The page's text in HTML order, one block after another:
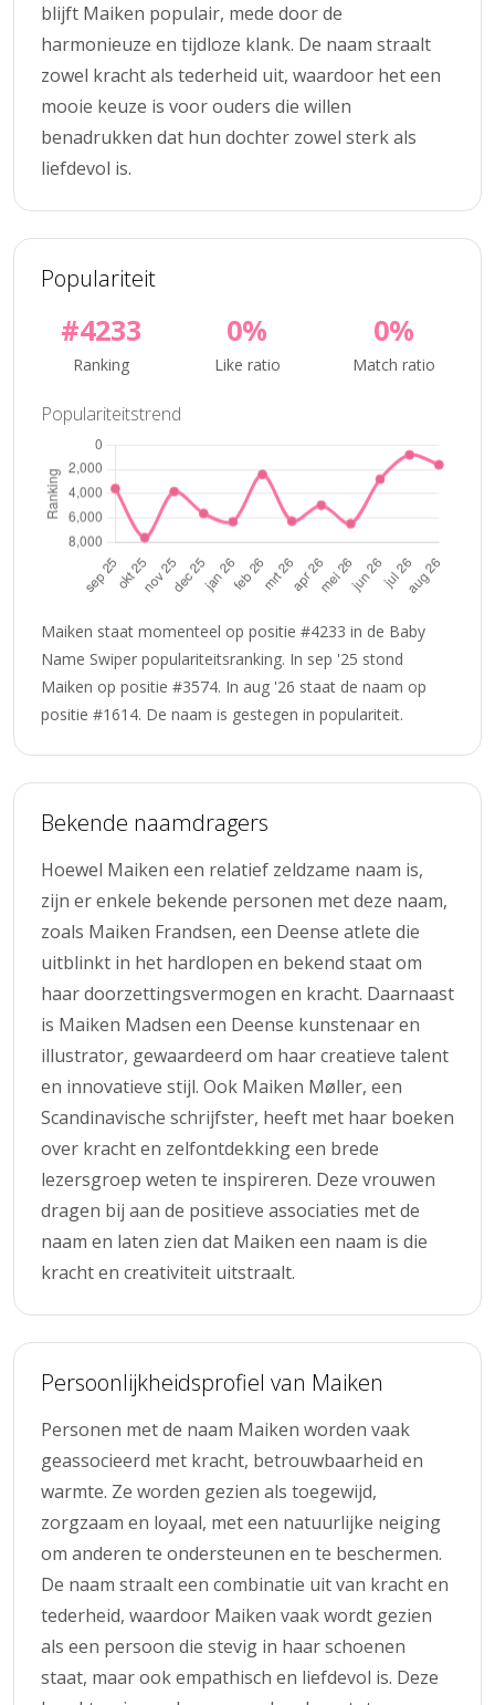
blijft Maiken populair, mede door de
harmonieuze en tijdloze klank. De naam straalt
zowel kracht als tederheid uit, waardoor het een
mooie keuze is voor ouders die willen
benadrukken dat hun dochter zowel sterk als
liefdevol is.
Populariteit
#4233
Ranking
0%
Like ratio
0%
Match ratio
Populariteitstrend
Maiken staat momenteel op positie #4233 in de Baby
Name Swiper populariteitsranking. In sep '25 stond
Maiken op positie #3574. In aug '26 staat de naam op
positie #1614. De naam is gestegen in populariteit.
Bekende naamdragers
Hoewel Maiken een relatief zeldzame naam is,
zijn er enkele bekende personen met deze naam,
zoals Maiken Frandsen, een Deense atlete die
uitblinkt in het hardlopen en bekend staat om
haar doorzettingsvermogen en kracht. Daarnaast
is Maiken Madsen een Deense kunstenaar en
illustrator, gewaardeerd om haar creatieve talent
en innovatieve stijl. Ook Maiken Møller, een
Scandinavische schrijfster, heeft met haar boeken
over kracht en zelfontdekking een brede
lezersgroep weten te inspireren. Deze vrouwen
dragen bij aan de positieve associaties met de
naam en laten zien dat Maiken een naam is die
kracht en creativiteit uitstraalt.
Persoonlijkheidsprofiel van Maiken
Personen met de naam Maiken worden vaak
geassocieerd met kracht, betrouwbaarheid en
warmte. Ze worden gezien als toegewijd,
zorgzaam en loyaal, met een natuurlijke neiging
om anderen te ondersteunen en te beschermen.
De naam straalt een combinatie uit van kracht en
tederheid, waardoor Maiken vaak wordt gezien
als een persoon die stevig in haar schoenen
staat, maar ook empathisch en liefdevol is. Deze